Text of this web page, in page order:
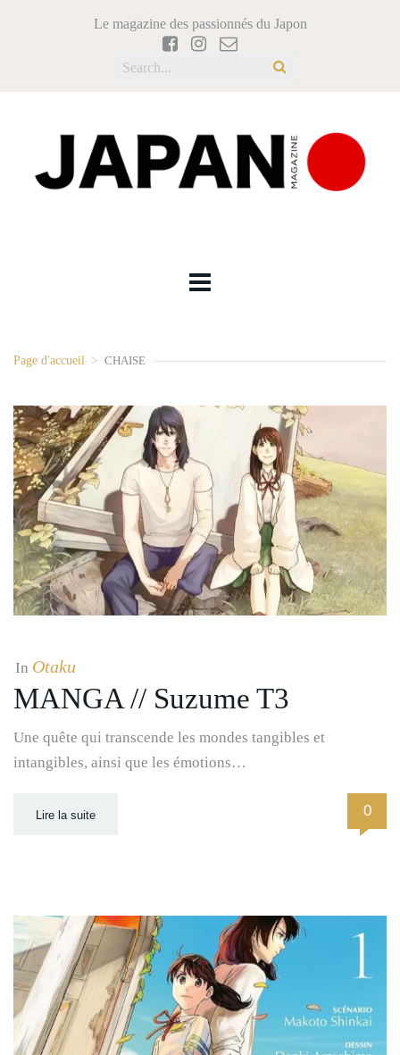
Le magazine des passionnés du Japon
Page d'accueil > CHAISE
In Otaku
MANGA // Suzume T3
Une quête qui transcende les mondes tangibles et
intangibles, ainsi que les émotions…
Lire la suite 0